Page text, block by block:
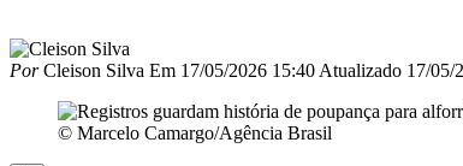
PorCleison Silva Em 17/05/2026 15:40 Atualizado 17/05/
© Marcelo Camargo/Agência Brasil